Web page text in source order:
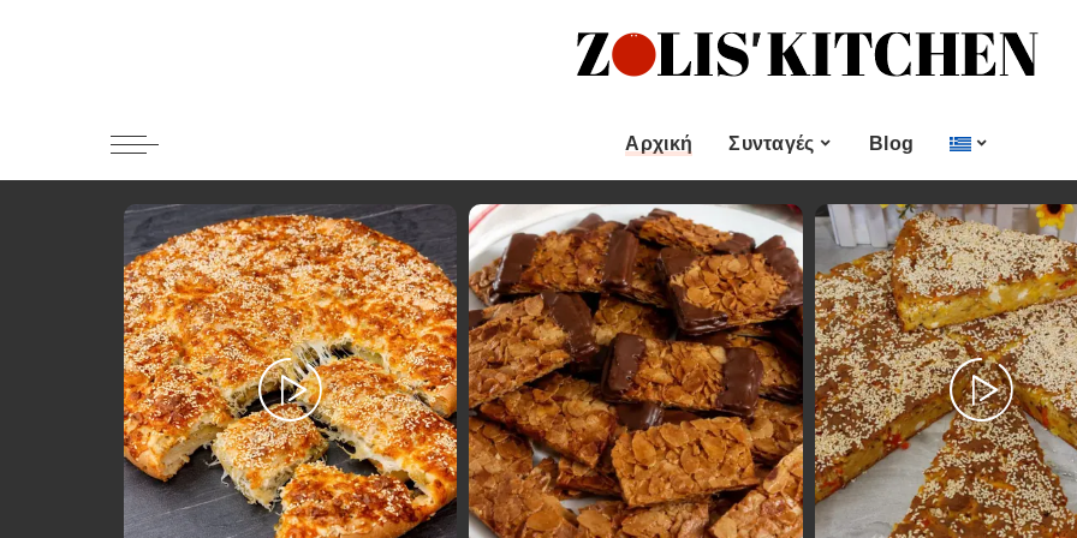
Αρχική Συνταγές
Κατηγορίες
Ορεκτικα & μεζεδες
Ψωμι
Κουλούρια και
Μπισκότα
Γλυκό και Επιδόρπιο
Ποτά και Χυμοί
Ψάρι και Θαλασσινά
Σάλτσες και Αλοιφές
Εποχιακές Συνταγές
Χριστουγεννιάτικες
Συνταγές
Πασχαλινές Συνταγές
Νηστίσιμες Συνταγές
Συνταγές για Αγίου
Βαλεντίνου
Blog
Γλυκό και Επιδόρπιο
Ποτά και Χυμοί
Ψάρι και Θαλασσινά
Σάλτσες και Αλοιφές
Κυρίως πιάτο
Κρέας
Ζυμαρικά
Πίτες και Ζύμες
Σαλάτες
Σνακ
Εποχιακές Συνταγές
Συνταγές για Αγίου
Βαλεντίνου